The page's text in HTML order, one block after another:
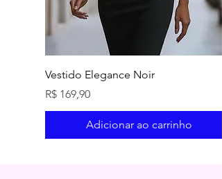
Vestido Elegance Noir
Preço
R$ 169,90
Adicionar ao carrinho